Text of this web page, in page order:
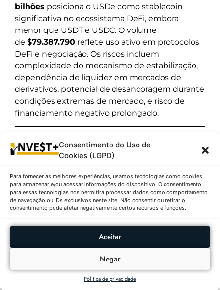
Consentimento do Uso de
Cookies (LGPD)
Para fornecer as melhores experiências, usamos tecnologias como cookies
para armazenar e/ou acessar informações do dispositivo. O consentimento
para essas tecnologias nos permitirá processar dados como comportamento
de navegação ou IDs exclusivos neste site. Não consentir ou retirar o
consentimento pode afetar negativamente certos recursos e funções.
Aceitar
Negar
Política de privacidade
bilhões posiciona o USDe como stablecoin
significativa no ecossistema DeFi, embora
menor que USDT e USDC. O volume
de $79.387.790 reflete uso ativo em protocolos
DeFi e negociação. Os riscos incluem
complexidade do mecanismo de estabilização,
dependência de liquidez em mercados de
derivativos, potencial de desancoragem durante
condições extremas de mercado, e risco de
financiamento negativo prolongado.
15º – Chainlink (LINK) | $8,81 | ↑ 1,65%
(24h)
capitalização de mercado de$6.243.686.231e
volume de$547.378.583nas últimas 24 horas.
Opreçoatual é de$8,81,
última semana. A oferta circulante é de
bilhão de tokens. O Chainlink é a rede oracle
descentralizada líder, fornecendo dados do